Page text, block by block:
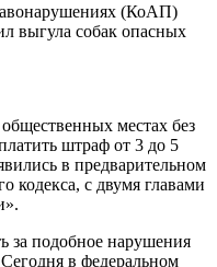
(КоАП)
выгула собак опасных
местах без
штраф от 3 до 5
в предварительном
кодекса, с двумя главами
за подобное нарушения
в федеральном